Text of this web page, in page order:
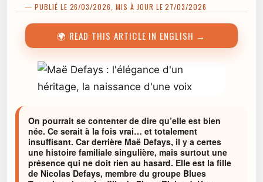
— PUBLIÉ LE 26/03/2026, MIS À JOUR LE 27/03/2026
🌍 READ THIS ARTICLE IN ENGLISH →
On pourrait se contenter de dire qu’elle est bien
née. Ce serait à la fois vrai… et totalement
insuffisant. Car derrière Maë Defays, il y a certes
une histoire familiale singulière, mais surtout une
présence qui ne doit rien au hasard. Elle est la fille
de Nicolas Defays, membre du groupe Blues